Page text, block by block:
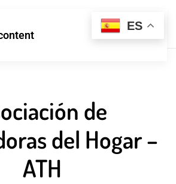
de
del Hogar –
ATH
ES